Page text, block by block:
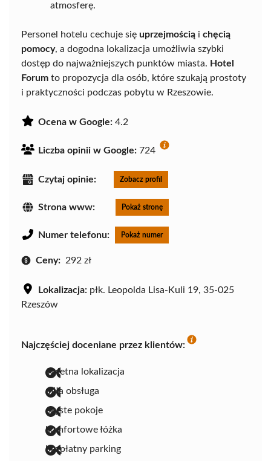
atmosferę.
Personel hotelu cechuje się uprzejmością i chęcią
pomocy, a dogodna lokalizacja umożliwia szybki
dostęp do najważniejszych punktów miasta. Hotel
Forum to propozycja dla osób, które szukają prostoty
i praktyczności podczas pobytu w Rzeszowie.
Ocena w Google: 4.2
Liczba opinii w Google: 724
Czytaj opinie: Zobacz profil
Strona www: Pokaż stronę
Numer telefonu: Pokaż numer
Ceny: 292 zł
Lokalizacja: płk. Leopolda Lisa-Kuli 19, 35-025
Rzeszów
Najczęściej doceniane przez klientów:
świetna lokalizacja
miła obsługa
czyste pokoje
komfortowe łóżka
bezpłatny parking